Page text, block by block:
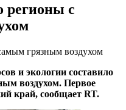
регионы с
грязным воздухом
и экологии составило
воздухом. Первое
край, сообщает RT.